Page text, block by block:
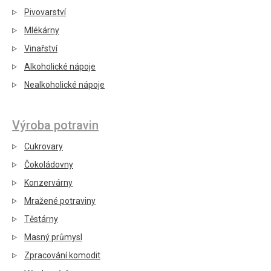
Pivovarství
Mlékárny
Vinařství
Alkoholické nápoje
Nealkoholické nápoje
Výroba potravin
Cukrovary
Čokoládovny
Konzervárny
Mražené potraviny
Těstárny
Masný průmysl
Zpracování komodit